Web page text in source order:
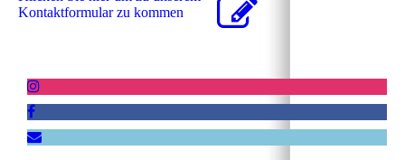
Kon­takt­for­mu­lar zu kommen